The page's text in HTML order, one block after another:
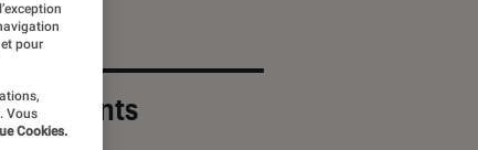
récents
pour
Vous
Cookies.